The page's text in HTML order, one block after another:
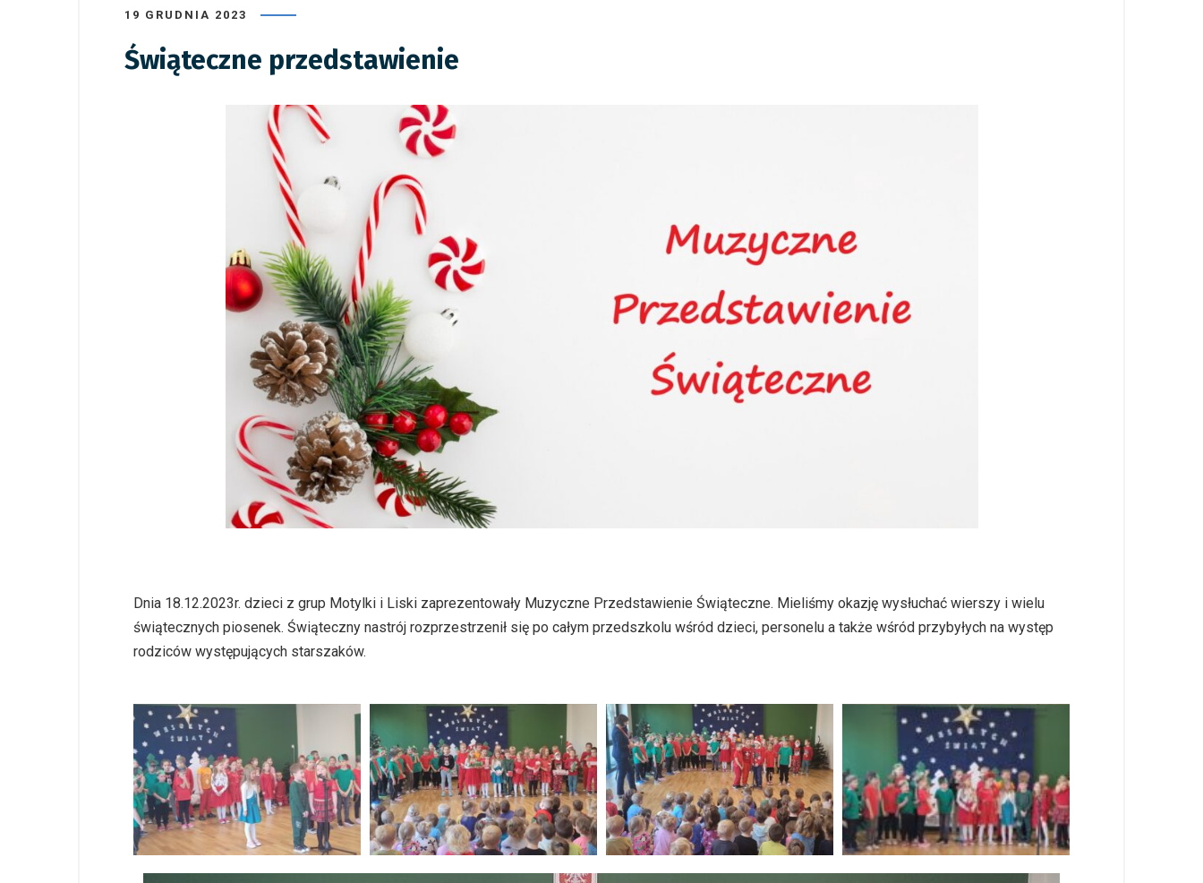
19 GRUDNIA 2023
Świąteczne przedstawienie
Dnia 18.12.2023r. dzieci z grup Motylki i Liski zaprezentowały Muzyczne Przedstawienie Świąteczne. Mieliśmy okazję wysłuchać wierszy i wielu
świątecznych piosenek. Świąteczny nastrój rozprzestrzenił się po całym przedszkolu wśród dzieci, personelu a także wśród przybyłych na występ
rodziców występujących starszaków.